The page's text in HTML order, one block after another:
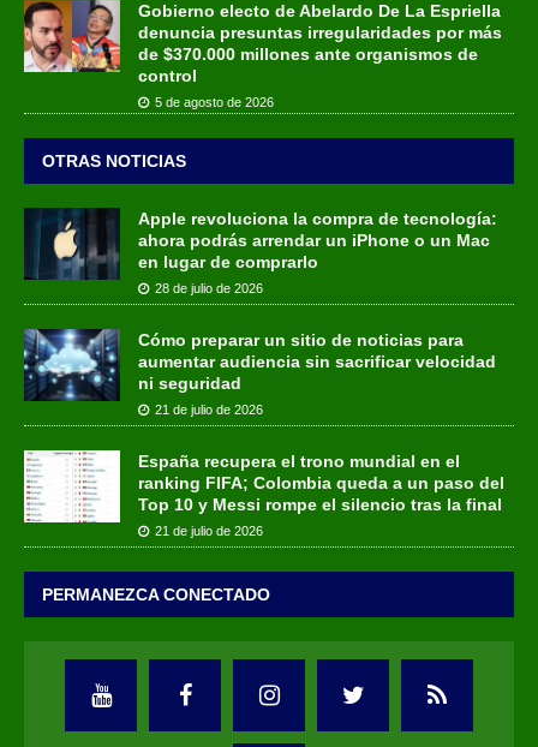
Gobierno electo de Abelardo De La Espriella
denuncia presuntas irregularidades por más
de $370.000 millones ante organismos de
control
5 de agosto de 2026
OTRAS NOTICIAS
Apple revoluciona la compra de tecnología:
ahora podrás arrendar un iPhone o un Mac
en lugar de comprarlo
28 de julio de 2026
Cómo preparar un sitio de noticias para
aumentar audiencia sin sacrificar velocidad
ni seguridad
21 de julio de 2026
España recupera el trono mundial en el
ranking FIFA; Colombia queda a un paso del
Top 10 y Messi rompe el silencio tras la final
21 de julio de 2026
PERMANEZCA CONECTADO